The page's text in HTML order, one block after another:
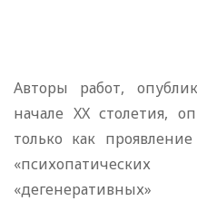
Авторы работ,
начале XX столетия,
только как